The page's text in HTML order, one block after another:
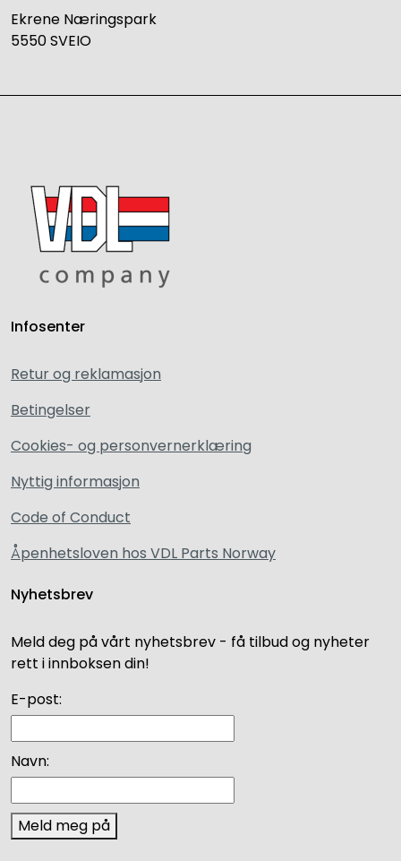
Ekrene Næringspark
5550 SVEIO
Infosenter
Retur og reklamasjon
Betingelser
Cookies- og personvernerklæring
Nyttig informasjon
Code of Conduct
Åpenhetsloven hos VDL Parts Norway
Nyhetsbrev
Meld deg på vårt nyhetsbrev - få tilbud og nyheter
rett i innboksen din!
E-post:
Navn:
Meld meg på